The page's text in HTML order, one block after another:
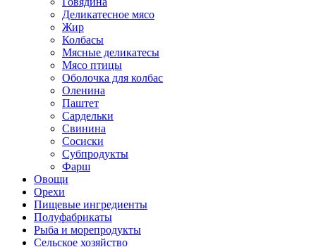
Деликатесное мясо
Жир
Колбасы
Мясные деликатесы
Мясо птицы
Оболочка для колбас
Оленина
Паштет
Сардельки
Свинина
Сосиски
Субпродукты
Фарш
Овощи
Орехи
Пищевые ингредиенты
Полуфабрикаты
Рыба и морепродукты
Сельское хозяйство